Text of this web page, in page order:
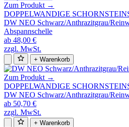
Zum Produkt →
DOPPELWANDIGE
DW NEO Schwarz/Anthrazitgrau/
Abspannschelle
ab 48,00 €
zzgl. MwSt.
+ Warenkorb
Zum Produkt →
DOPPELWANDIGE
DW NEO Schwarz/Anthrazitgrau/
ab 50,70 €
zzgl. MwSt.
+ Warenkorb